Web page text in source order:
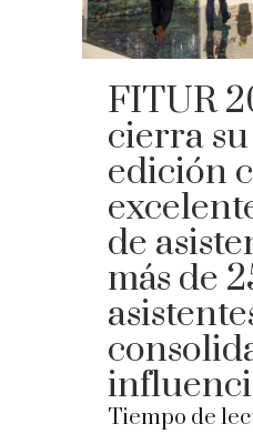
FITUR
cierra su
edición
de
más de
Tiempo de